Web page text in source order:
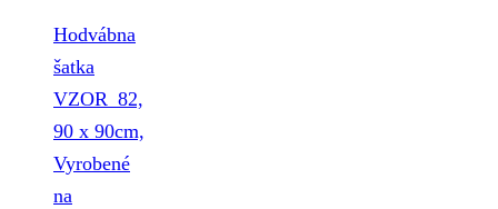
Hodvábna
šatka
VZOR_82,
90 x 90cm,
Vyrobené
na